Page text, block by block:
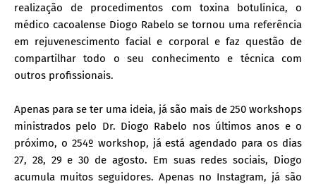
realização de procedimentos com toxina botulínica, o
médico cacoalense Diogo Rabelo se tornou uma referência
em rejuvenescimento facial e corporal e faz questão de
compartilhar todo o seu conhecimento e técnica com
outros profissionais.
Apenas para se ter uma ideia, já são mais de 250 workshops
ministrados pelo Dr. Diogo Rabelo nos últimos anos e o
próximo, o 254º workshop, já está agendado para os dias
27, 28, 29 e 30 de agosto. Em suas redes sociais, Diogo
acumula muitos seguidores. Apenas no Instagram, já são